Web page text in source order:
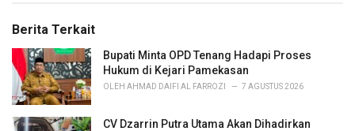
i
e
s
Berita Terkait
Bupati Minta OPD Tenang Hadapi Proses
Hukum di Kejari Pamekasan
OLEH AHMAD DAIFI AL FARROZI 7 AGUSTUS 2026
CV Dzarrin Putra Utama Akan Dihadirkan